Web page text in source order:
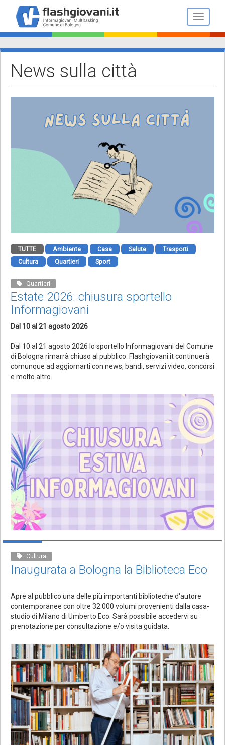
contenuto
principale
Toggle
News sulla città
TUTTE Ambiente Casa Salute
Trasporti
Cultura
Quartieri Sport
Quartieri
Estate 2026: chiusura sportello
Informagiovani
Dal 10 al 21 agosto 2026
Dal 10 al 21 agosto 2026 lo sportello Informagiovani del Comune
di Bologna rimarrà chiuso al pubblico. Flashgiovani.it continuerà
comunque ad aggiornarti con news, bandi, servizi video, concorsi
e molto altro.
Cultura
Inaugurata a Bologna la Biblioteca Eco
Apre al pubblico una delle più importanti biblioteche d'autore
contemporanee con oltre 32.000 volumi provenienti dalla casa-
studio di Milano di Umberto Eco. Sarà possibile accedervi su
prenotazione per consultazione e/o visita guidata.